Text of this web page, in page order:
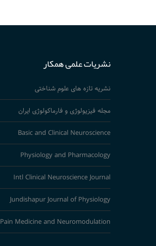
نشریات علمی همکار
نشریه تازه های علوم شناختی
مجله فیزیولوژی و فارماکولوژی ایران
Basic and Clinical Neuroscience
Physiology and Pharmacology
Intl Clinical Neuroscience Journal
Jundishapur Journal of Physiology
Pain Medicine and Neuromodulation